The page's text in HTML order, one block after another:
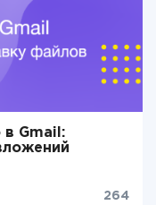
в Gmail:
264